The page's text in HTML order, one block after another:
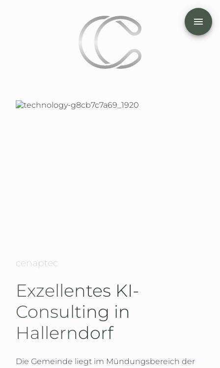
cenaptec
Exzellentes KI-
Consulting in
Hallerndorf
Die Gemeinde liegt im Mündungsbereich der